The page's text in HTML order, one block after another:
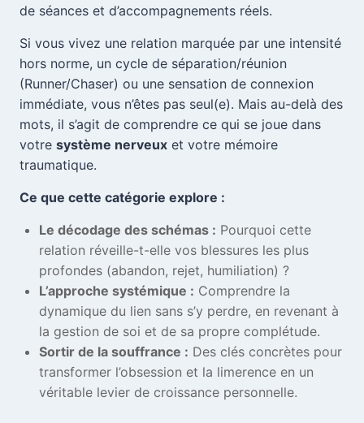
de séances et d’accompagnements réels.
Si vous vivez une relation marquée par une intensité
hors norme, un cycle de séparation/réunion
(Runner/Chaser) ou une sensation de connexion
immédiate, vous n’êtes pas seul(e). Mais au-delà des
mots, il s’agit de comprendre ce qui se joue dans
votre système nerveux et votre mémoire
traumatique.
Ce que cette catégorie explore :
Le décodage des schémas : Pourquoi cette
relation réveille-t-elle vos blessures les plus
profondes (abandon, rejet, humiliation) ?
L’approche systémique : Comprendre la
dynamique du lien sans s’y perdre, en revenant à
la gestion de soi et de sa propre complétude.
Sortir de la souffrance : Des clés concrètes pour
transformer l’obsession et la limerence en un
véritable levier de croissance personnelle.